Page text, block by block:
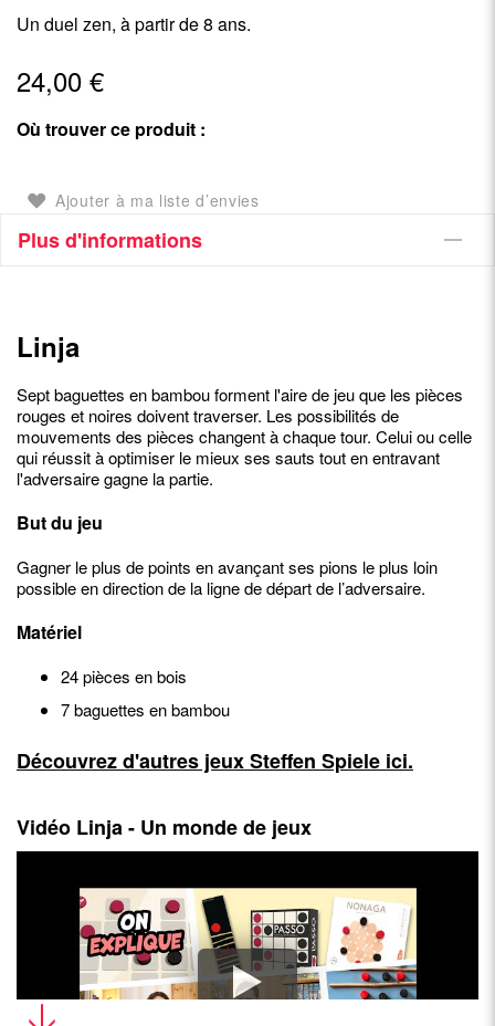
Un duel zen, à partir de 8 ans.
24,00 €
Où trouver ce produit :
Ajouter à ma liste d’envies
Plus d'informations
Linja
Sept baguettes en bambou forment l'aire de jeu que les pièces
rouges et noires doivent traverser. Les possibilités de
mouvements des pièces changent à chaque tour. Celui ou celle
qui réussit à optimiser le mieux ses sauts tout en entravant
l'adversaire gagne la partie.
But du jeu
Gagner le plus de points en avançant ses pions le plus loin
possible en direction de la ligne de départ de l’adversaire.
Matériel
24 pièces en bois
7 baguettes en bambou
Découvrez d'autres jeux Steffen Spiele ici.
Vidéo Linja - Un monde de jeux